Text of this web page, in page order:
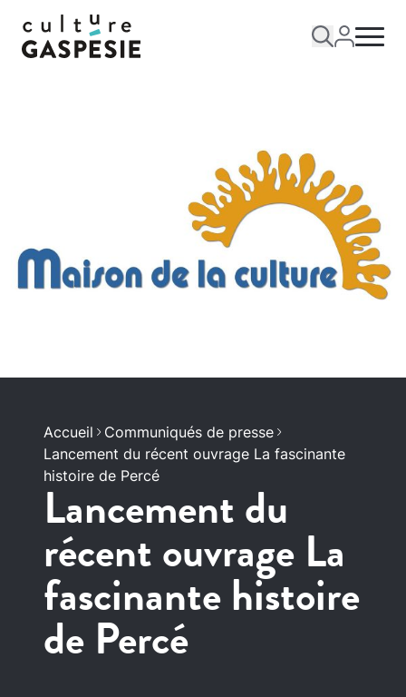
Accueil
Communiqués de presse
Lancement du récent ouvrage La fascinante
histoire de Percé
Lancement du
récent ouvrage La
fascinante histoire
de Percé